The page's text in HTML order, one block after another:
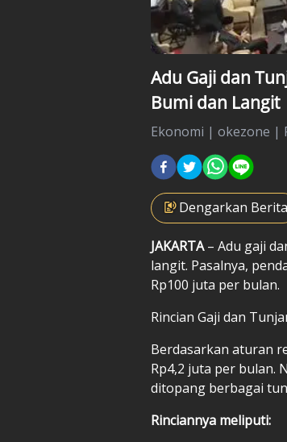
Adu Gaji dan
Bumi dan Langit
Ekonomi | okezone |
Dengarkan Berita
JAKARTA– Adu gaji
langit. Pasalnya,
Rp100 juta per bulan.
Rincian Gaji dan
Berdasarkan aturan
Rp4,2 juta per bulan.
ditopang berbagai
Rinciannya meliputi: